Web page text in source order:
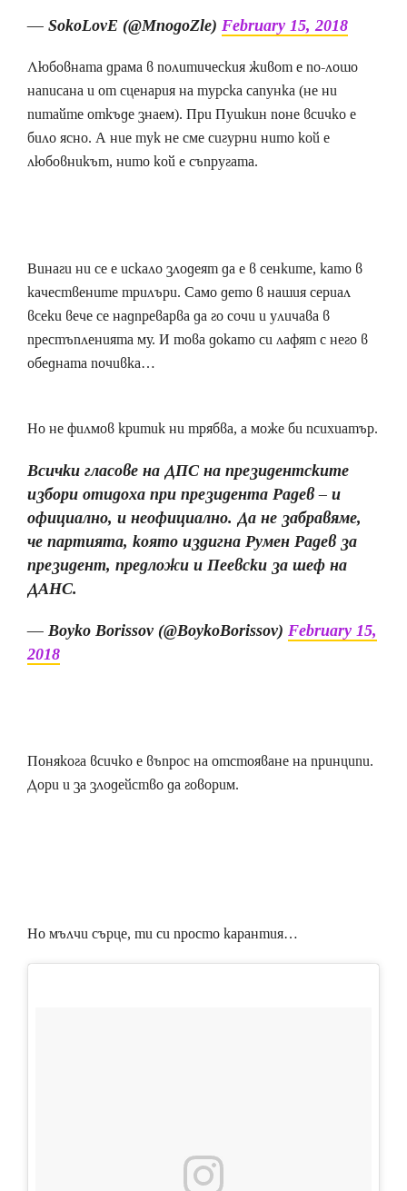
— SokoLovE (@MnogoZle) February 15, 2018
Любовната драма в политическия живот е по-лошо
написана и от сценария на турска сапунка (не ни
питайте откъде знаем). При Пушкин поне всичко е
било ясно. А ние тук не сме сигурни нито кой е
любовникът, нито кой е съпругата.
Винаги ни се е искало злодеят да е в сенките, като в
качествените трилъри. Само дето в нашия сериал
всеки вече се надпреварва да го сочи и уличава в
престъпленията му. И това докато си лафят с него в
обедната почивка…
Но не филмов критик ни трябва, а може би психиатър.
Всички гласове на ДПС на президентските
избори отидоха при президента Радев – и
официално, и неофициално. Да не забравяме,
че партията, която издигна Румен Радев за
президент, предложи и Пеевски за шеф на
ДАНС.
— Boyko Borissov (@BoykoBorissov) February 15,
2018
Понякога всичко е въпрос на отстояване на принципи.
Дори и за злодейство да говорим.
Но мълчи сърце, ти си просто карантия…